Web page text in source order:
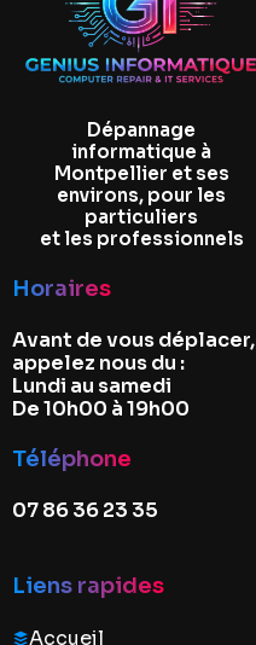
Dépannage
informatique à
Montpellier et ses
environs, pour les
particuliers
et les professionnels
Horaires
Avant de vous déplacer,
appelez nous du :
Lundi au samedi
De 10h00 à 19h00
Téléphone
07 86 36 23 35
Liens rapides
Accueil